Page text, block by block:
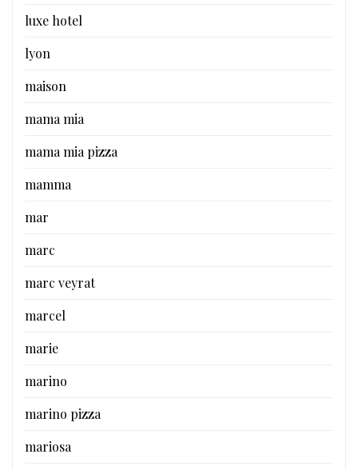
luxe hotel
lyon
maison
mama mia
mama mia pizza
mamma
mar
marc
marc veyrat
marcel
marie
marino
marino pizza
mariosa